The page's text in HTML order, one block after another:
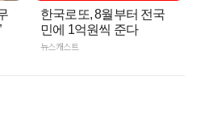
한국로또, 8월부터 전국
민에 1억원씩 준다
뉴스캐스트